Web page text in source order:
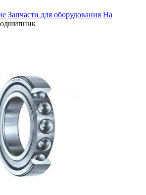
Запчасти для оборудования На